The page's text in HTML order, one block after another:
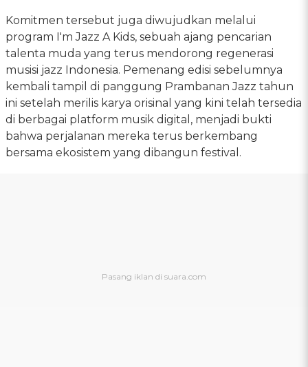
Komitmen tersebut juga diwujudkan melalui
program I'm Jazz A Kids, sebuah ajang pencarian
talenta muda yang terus mendorong regenerasi
musisi jazz Indonesia. Pemenang edisi sebelumnya
kembali tampil di panggung Prambanan Jazz tahun
ini setelah merilis karya orisinal yang kini telah tersedia
di berbagai platform musik digital, menjadi bukti
bahwa perjalanan mereka terus berkembang
bersama ekosistem yang dibangun festival.